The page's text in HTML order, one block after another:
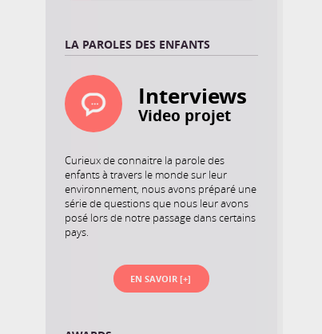
LA PAROLES DES ENFANTS
Interviews
Video projet
Curieux de connaitre la parole des
enfants à travers le monde sur leur
environnement, nous avons préparé une
série de questions que nous leur avons
posé lors de notre passage dans certains
pays.
EN SAVOIR [+]